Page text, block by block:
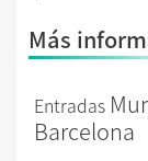
Más
Entradas
Barcelona